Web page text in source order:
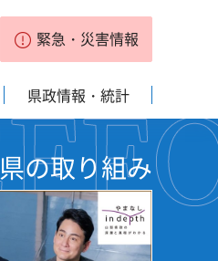
緊急・災害情報
県政情報・統計
県の取り組み